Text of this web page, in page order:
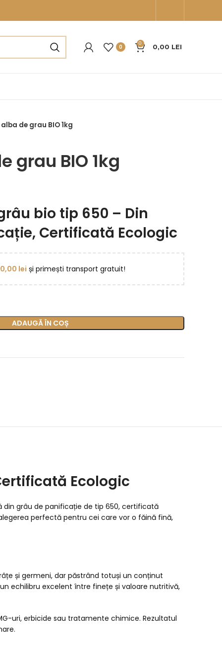
0
0 0,00 LEI
de grau BIO 1kg
grau BIO 1kg
bio tip 650 – Din
Certificată Ecologic
lei și primești transport gratuit!
ADAUGĂ ÎN COȘ
Ecologic
din grâu de panificație de tip 650, certificată
perfectă pentru cei care vor o făină fină,
și germeni, dar păstrând totuși un conținut
echilibru excelent între finețe și valoare nutritivă,
uri, erbicide sau tratamente chimice. Rezultatul